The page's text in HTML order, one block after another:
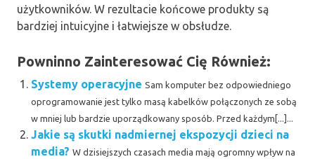
użytkowników. W rezultacie końcowe produkty są
bardziej intuicyjne i łatwiejsze w obsłudze.
Powninno Zainteresować Cię Również:
Systemy operacyjne Sam komputer bez odpowiedniego
oprogramowanie jest tylko masą kabelków połączonych ze sobą
w mniej lub bardzie uporządkowany sposób. Przed każdym[...]...
Jakie są skutki nadmiernej ekspozycji dzieci na
media? W dzisiejszych czasach media mają ogromny wpływ na